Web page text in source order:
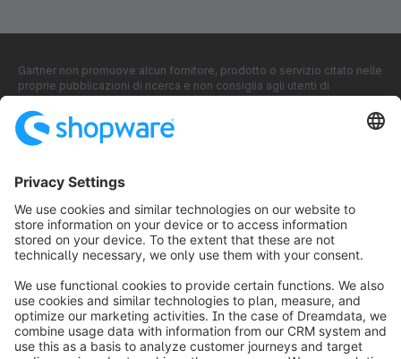
Gartner non promuove alcun fornitore, prodotto o servizio citato nelle
proprie pubblicazioni di ricerca e non consiglia agli utenti di
più elevate o altre designazioni. Le pubblicazioni di ricerca di Gartner
riflettono le opinioni dell’organizzazione di ricerca di Gartner e non
devono essere interpretate come affermazioni di fatto. Gartner
ricerca, incluse eventuali garanzie di commerciabilità o idoneità per
uno scopo particolare.
GARTNER è un marchio registrato e un marchio di servizio di Gartner,
mentre Magic Quadrant è un marchio registrato di Gartner, Inc. e/o
delle sue affiliate negli Stati Uniti e a livello internazionale, utilizzati
nel presente documento previa autorizzazione. Tutti i diritti riservati.